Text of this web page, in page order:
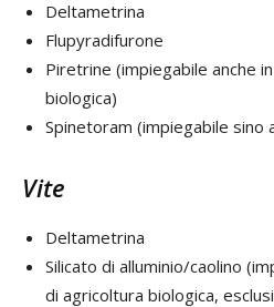
Deltametrina
Flupyradifurone
Piretrine (impiegabile anche
biologica)
Spinetoram (impiegabile sino
Vite
Deltametrina
Silicato di alluminio/caolino
di agricoltura biologica,